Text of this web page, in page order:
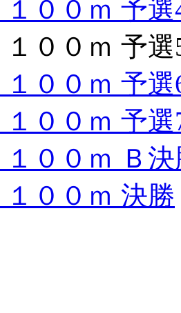
１００ｍ 予選
１００ｍ 予選
１００ｍ 予選
１００ｍ 予選
１００ｍ Ｂ
１００ｍ 決勝